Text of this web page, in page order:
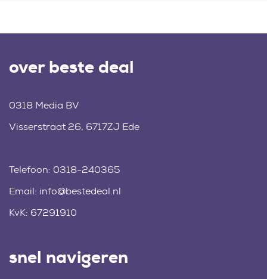
over beste deal
0318 Media BV
Visserstraat 26, 6717ZJ Ede
Telefoon: 0318-240365
Email: info@bestedeal.nl
KvK: 67291910
snel navigeren